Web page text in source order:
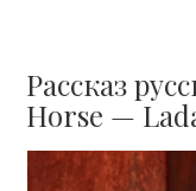
Рассказ
Horse —